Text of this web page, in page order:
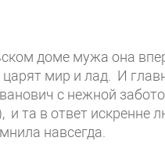
доме мужа она
мир и лад. И
с нежной
та в ответ искренне
навсегда.